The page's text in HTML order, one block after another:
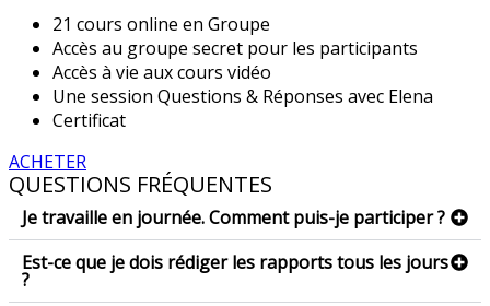
21 cours online en Groupe
Accès au groupe secret pour les participants
Accès à vie aux cours vidéo
Une session Questions & Réponses avec Elena
Certificat
ACHETER
QUESTIONS FRÉQUENTES
Je travaille en journée. Comment puis-je participer ?
Est-ce que je dois rédiger les rapports tous les jours
?